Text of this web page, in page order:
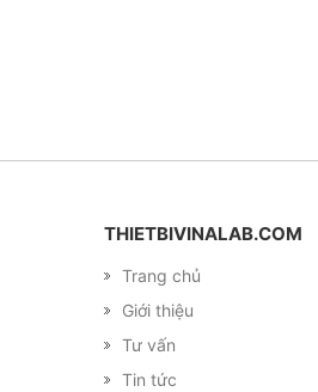
THIETBIVINALAB.COM
Trang chủ
Giới thiệu
Tư vấn
Tin tức